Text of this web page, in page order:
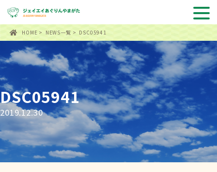
HOME > NEWS一覧 > DSC05941
DSC05941
2019.12.30